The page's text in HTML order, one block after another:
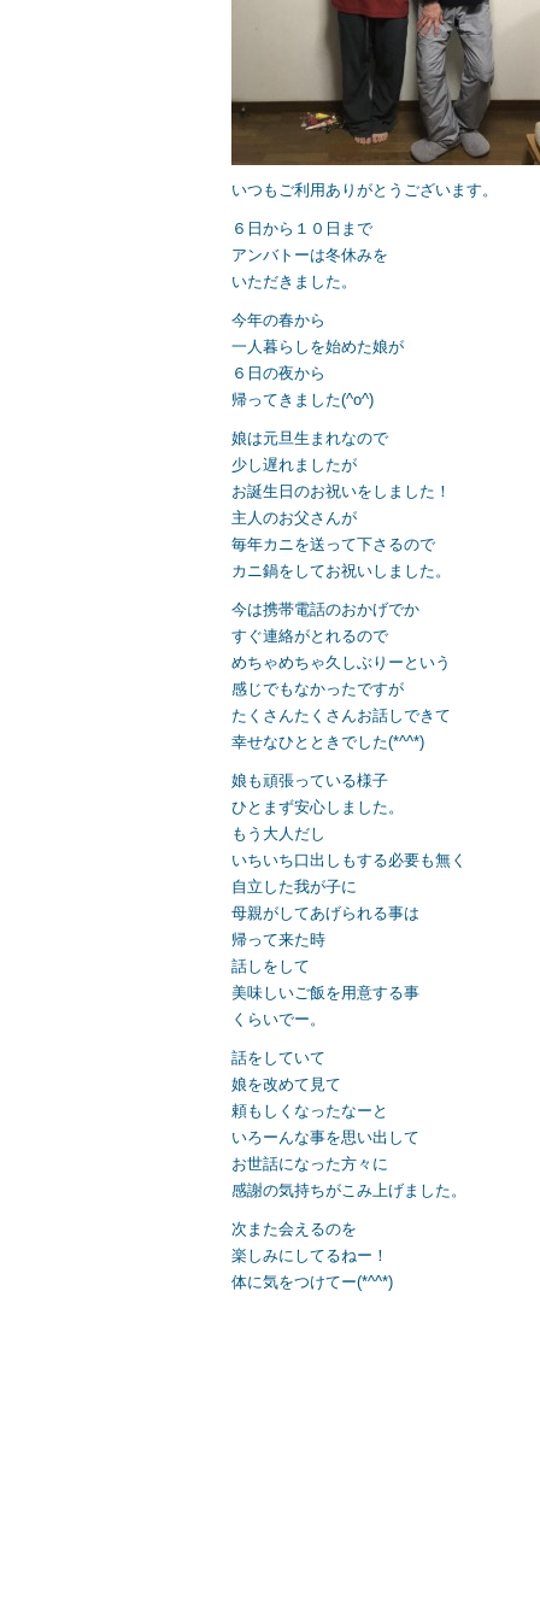
いつもご利用ありがとうございます。
６日から１０日まで
アンバトーは冬休みを
いただきました。
今年の春から
一人暮らしを始めた娘が
６日の夜から
帰ってきました(^o^)
娘は元旦生まれなので
少し遅れましたが
お誕生日のお祝いをしました！
主人のお父さんが
毎年カニを送って下さるので
カニ鍋をしてお祝いしました。
今は携帯電話のおかげでか
すぐ連絡がとれるので
めちゃめちゃ久しぶりーという
感じでもなかったですが
たくさんたくさんお話しできて
幸せなひとときでした(*^^*)
娘も頑張っている様子
ひとまず安心しました。
もう大人だし
いちいち口出しもする必要も無く
自立した我が子に
母親がしてあげられる事は
帰って来た時
話しをして
美味しいご飯を用意する事
くらいでー。
話をしていて
娘を改めて見て
頼もしくなったなーと
いろーんな事を思い出して
お世話になった方々に
感謝の気持ちがこみ上げました。
次また会えるのを
楽しみにしてるねー！
体に気をつけてー(*^^*)